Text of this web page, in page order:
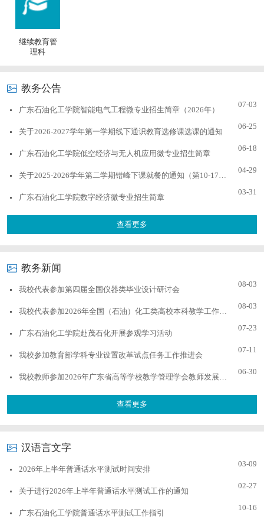
继续教育管
理科
教务公告
广东石油化工学院智能电气工程微专业招生简章（2026年）
07-03
关于2026-2027学年第一学期线下通识教育选修课选课的通知
06-25
广东石油化工学院低空经济与无人机应用微专业招生简章
06-18
关于2025-2026学年第二学期错峰下课就餐的通知（第10-17周）
04-29
广东石油化工学院数字经济微专业招生简章
03-31
查看更多
教务新闻
我校代表参加第四届全国仪器类毕业设计研讨会
08-03
我校代表参加2026年全国（石油）化工类高校本科教学工作研讨会
08-03
广东石油化工学院赴茂石化开展参观学习活动
07-23
我校参加教育部学科专业设置改革试点任务工作推进会
07-11
我校教师参加2026年广东省高等学校教学管理学会教师发展专业委员会换届大会暨数智...
06-30
查看更多
汉语言文字
2026年上半年普通话水平测试时间安排
03-09
关于进行2026年上半年普通话水平测试工作的通知
02-27
广东石油化工学院普通话水平测试工作指引
10-16